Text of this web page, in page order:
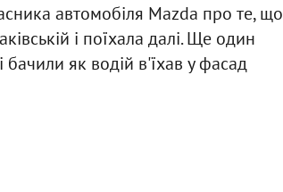
автомобіля Mazda про те, що
і поїхала далі. Ще один
як водій в'їхав у фасад